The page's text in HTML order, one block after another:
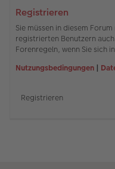
Registrieren
Sie müssen in diesem
registrierten Benutzern
Forenregeln, wenn Sie sich
Nutzungsbedingungen |
Registrieren